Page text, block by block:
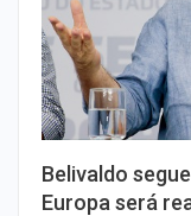
Belivaldo
Europa será